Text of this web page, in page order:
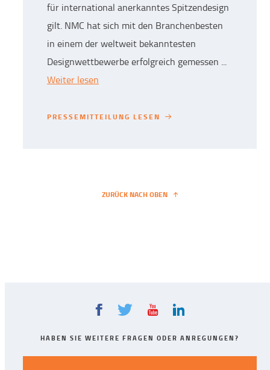
für international anerkanntes Spitzendesign
gilt. NMC hat sich mit den Branchenbesten
in einem der weltweit bekanntesten
Designwettbewerbe erfolgreich gemessen ...
Weiter lesen
PRESSEMITTEILUNG LESEN
PRESSEMITTEILUNG LESEN
ZURÜCK NACH OBEN
HABEN SIE WEITERE FRAGEN ODER ANREGUNGEN?